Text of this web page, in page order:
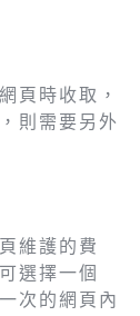
頁時收取，
則需要另外
維護的費
選擇一個
次的網頁內